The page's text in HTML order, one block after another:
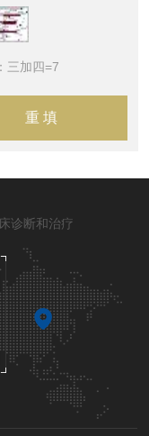
三加四=7
诊断和治疗